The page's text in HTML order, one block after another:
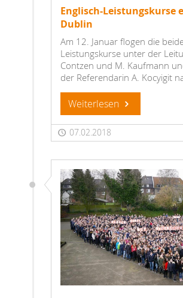
Englisch-Leistungskurse
Dublin
Am 12. Januar flogen die
Leistungskurse unter der
Contzen und M. Kaufmann
der Referendarin A. Kocyigit
Weiterlesen
07.02.2018